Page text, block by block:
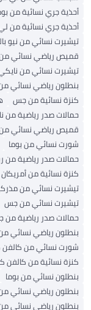
أحذية جري نسائية من
أحذية جري نسائية من
تيشيرت نسائي من نيو
قميص رياضي نسائي
تيشيرت نسائي من
بنطلون رياضي نسائي
كنزة نسائية من جس
حمالات صدر رياضية من
قميص رياضي نسائي
شورت نسائي من بوما
حمالات صدر رياضية من
كنزة نسائية من
تيشيرت نسائي من
تيشيرت نسائي من جس
حمالات صدر رياضية
بنطلون رياضي نسائي
شورت نسائي من كالفن
كنزة نسائية من كالفن
بنطلون نسائي من بوما
بنطلون رياضي نسائي
بنطلون رياضي نسائي